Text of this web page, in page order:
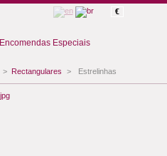
€
Encomendas Especiais
> Rectangulares > Estrelinhas